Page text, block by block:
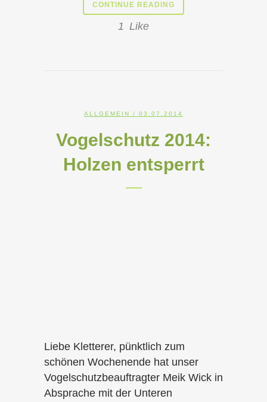
CONTINUE READING
1 Like
ALLGEMEIN / 03.07.2014
Vogelschutz 2014:
Holzen entsperrt
Liebe Kletterer, pünktlich zum
schönen Wochenende hat unser
Vogelschutzbeauftragter Meik Wick in
Absprache mit der Unteren